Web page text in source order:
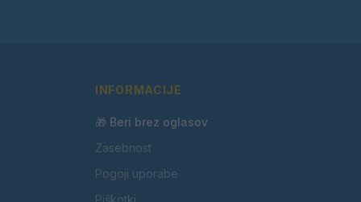
INFORMACIJE
🎁 Beri brez oglasov
Zasebnost
Pogoji uporabe
Piškotki